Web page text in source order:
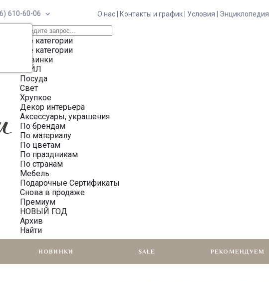
610-60-06 О нас | Контакты и график | Условия | Энциклопедия
Все категории
Все категории
Новинки
СЕЙЛ
Посуда
Свет
Хрупкое
Декор интерьера
Аксессуары, украшения
По брендам
По материалу
По цветам
По праздникам
По странам
Мебель
Подарочные Сертификаты
Снова в продаже
Премиум
НОВЫЙ ГОД
Архив
Найти
НОВИНКИ SALE РЕКОМЕНДУЕМ